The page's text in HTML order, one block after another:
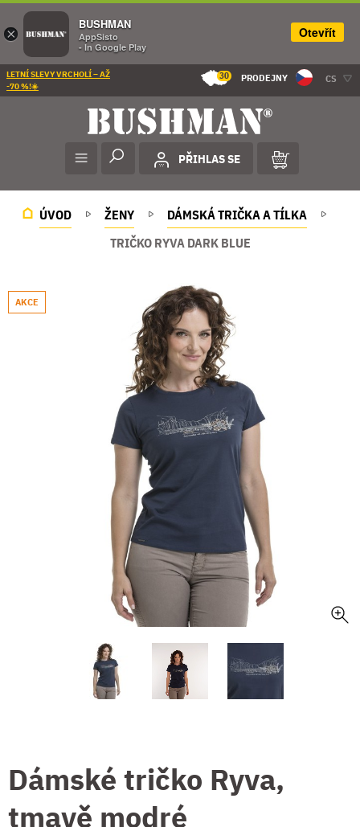
LETNÍ SLEVY VRCHOLÍ – AŽ
-70 %!☀️
30 PRODEJNY CS
PŘIHLAS SE
ÚVOD ŽENY
DÁMSKÁ TRIČKA A TÍLKA
TRIČKO RYVA DARK BLUE
AKCE
Dámské tričko Ryva,
tmavě modré
×
BUSHMAN
AppSisto
- In Google Play
Otevřít